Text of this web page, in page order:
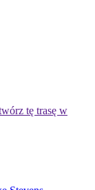
tę trasę w